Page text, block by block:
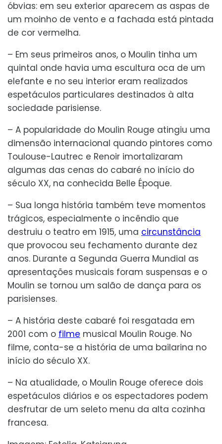
óbvias: em seu exterior aparecem as aspas de
um moinho de vento e a fachada está pintada
de cor vermelha.
– Em seus primeiros anos, o Moulin tinha um
quintal onde havia uma escultura oca de um
elefante e no seu interior eram realizados
espetáculos particulares destinados à alta
sociedade parisiense.
– A popularidade do Moulin Rouge atingiu uma
dimensão internacional quando pintores como
Toulouse-Lautrec e Renoir imortalizaram
algumas das cenas do cabaré no início do
século XX, na conhecida Belle Époque.
– Sua longa história também teve momentos
trágicos, especialmente o incêndio que
destruiu o teatro em 1915, uma circunstância
que provocou seu fechamento durante dez
anos. Durante a Segunda Guerra Mundial as
apresentações musicais foram suspensas e o
Moulin se tornou um salão de dança para os
parisienses.
– A história deste cabaré foi resgatada em
2001 com o filme musical Moulin Rouge. No
filme, conta-se a história de uma bailarina no
início do século XX.
– Na atualidade, o Moulin Rouge oferece dois
espetáculos diários e os espectadores podem
desfrutar de um seleto menu da alta cozinha
francesa.